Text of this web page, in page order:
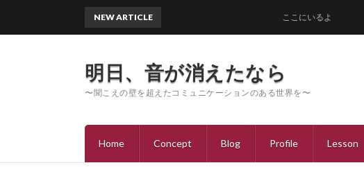
明日、音が消えたなら
〜聞こえの壁を超えたコミュニケーションのある世界を〜
Home Concept Blog Profile Lesson
NEW ARTICLE ここにいるよ